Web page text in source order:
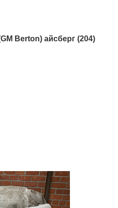
Berton) айсберг (204)